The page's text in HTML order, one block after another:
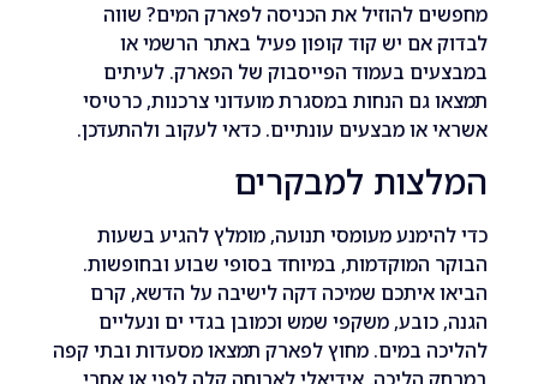
להוזיל את הכניסה לפארק המים? שווה
אם יש קוד קופון פעיל באתר הרשמי או
בעמוד הפייסבוק של הפארק. לעיתים
גם הנחות במסגרת מועדוני צרכנות, כרטיסי
או מבצעים עונתיים. כדאי לעקוב ולהתעדכן.
למבקרים
מעומסי תנועה, מומלץ להגיע בשעות
המוקדמות, במיוחד בסופי שבוע ובחופשות.
איתכם שמיכה דקה לישיבה על הדשא, קרם
משקפי שמש וכמובן בגדי ים ונעליים
במים. מחוץ לפארק תמצאו מסעדות ובתי קפה
הליכה, אידיאלי לארוחה קלה לפני או אחרי